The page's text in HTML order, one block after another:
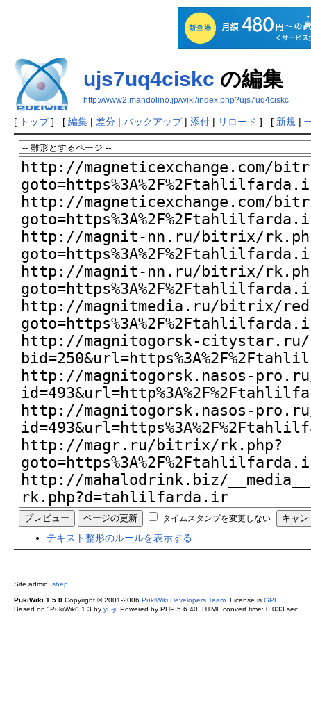
ujs7uq4ciskc の編集
http://www2.mandolino.jp/wiki/index.php?ujs7uq4ciskc
[ トップ] [ 編集| 差分| バックアップ| 添付| リロード ] [ 新規 |
タイムスタンプを変更しない
テキスト整形のルールを表示する
Site admin: shep
PukiWiki 1.5.0Copyright © 2001-2006 PukiWiki Developers Team. License is GPL
Based on "PukiWiki" 1.3 by yu-ji. Powered by PHP 5.6.40. HTML convert time: 0.033 sec.